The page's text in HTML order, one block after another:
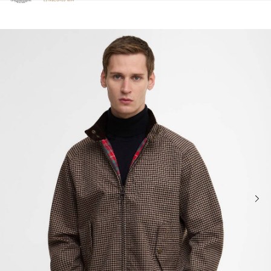
Clicca per visualizzare la nostra Dichiarazione di Accessibilità